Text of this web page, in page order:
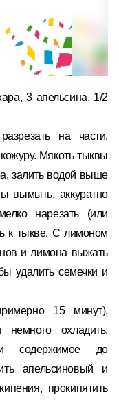
3 апельсина, 1/2
на части,
Мякоть тыквы
залить водой выше
вымыть, аккуратно
нарезать (или
к тыкве. С лимоном
и лимона выжать
удалить семечки и
15 минут),
охладить.
содержимое до
апельсиновый и
прокипятить